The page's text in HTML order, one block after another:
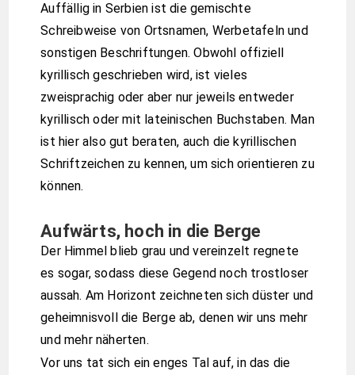
Auffällig in Serbien ist die gemischte
Schreibweise von Ortsnamen, Werbetafeln und
sonstigen Beschriftungen. Obwohl offiziell
kyrillisch geschrieben wird, ist vieles
zweisprachig oder aber nur jeweils entweder
kyrillisch oder mit lateinischen Buchstaben. Man
ist hier also gut beraten, auch die kyrillischen
Schriftzeichen zu kennen, um sich orientieren zu
können.
Aufwärts, hoch in die Berge
Der Himmel blieb grau und vereinzelt regnete
es sogar, sodass diese Gegend noch trostloser
aussah. Am Horizont zeichneten sich düster und
geheimnisvoll die Berge ab, denen wir uns mehr
und mehr näherten.
Vor uns tat sich ein enges Tal auf, in das die